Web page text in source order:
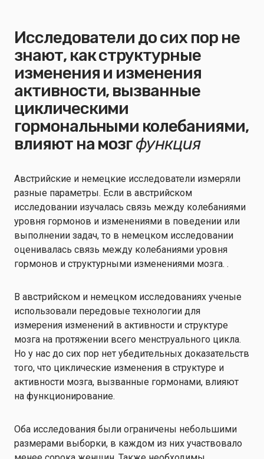
Исследователи до сих пор не
знают, как структурные
изменения и изменения
активности, вызванные
циклическими
гормональными колебаниями,
влияют на мозгфункция
Австрийские и немецкие исследователи измеряли
разные параметры. Если в австрийском
исследовании изучалась связь между колебаниями
уровня гормонов и изменениями в поведении или
выполнении задач, то в немецком исследовании
оценивалась связь между колебаниями уровня
гормонов и структурными изменениями мозга. .
В австрийском и немецком исследованиях ученые
использовали передовые технологии для
измерения изменений в активности и структуре
мозга на протяжении всего менструального цикла.
Но у нас до сих пор нет убедительных доказательств
того, что циклические изменения в структуре и
активности мозга, вызванные гормонами, влияют
на функционирование.
Оба исследования были ограничены небольшими
размерами выборки, в каждом из них участвовало